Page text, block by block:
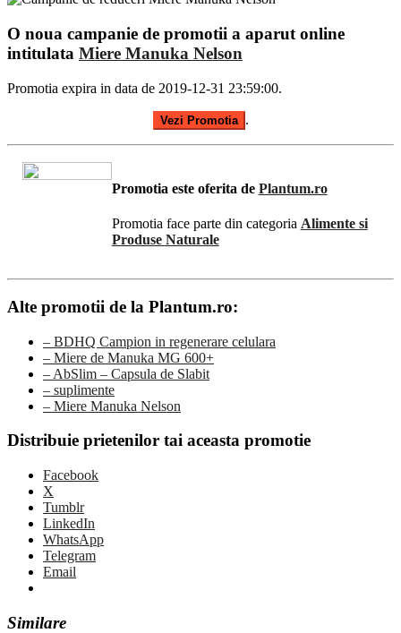
O noua campanie de promotii a aparut online
intitulata Miere Manuka Nelson
Promotia expira in data de 2019-12-31 23:59:00.
Vezi Promotia .
Promotia este oferita de Plantum.ro
Promotia face parte din categoria Alimente si
Produse Naturale
Alte promotii de la Plantum.ro:
– BDHQ Campion in regenerare celulara
– Miere de Manuka MG 600+
– AbSlim – Capsula de Slabit
– suplimente
– Miere Manuka Nelson
Distribuie prietenilor tai aceasta promotie
Facebook
X
Tumblr
LinkedIn
WhatsApp
Telegram
Email
Similare